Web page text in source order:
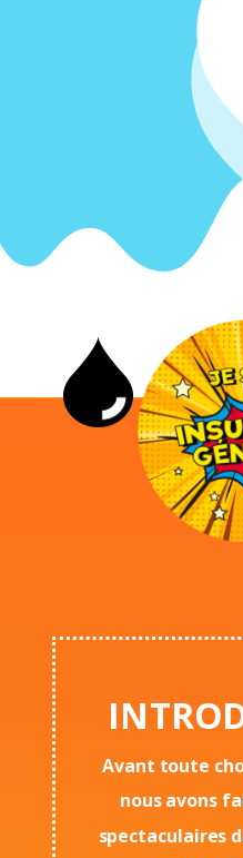
Avant toute
nous avons
spectaculaires